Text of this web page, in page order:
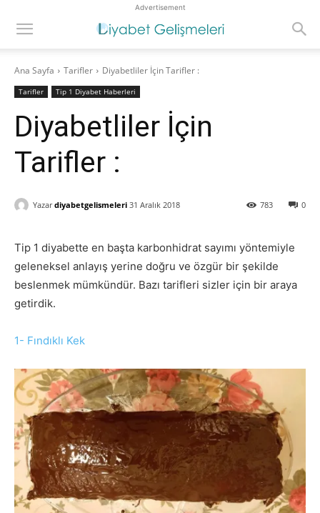
Advertisement
Ana Sayfa Tarifler Diyabetliler İçin Tarifler :
Tarifler Tip 1 Diyabet Haberleri
Diyabetliler İçin
Tarifler :
0
783
Yazar diyabetgelismeleri 31 Aralık 2018
Tip 1 diyabette en başta karbonhidrat sayımı yöntemiyle
geleneksel anlayış yerine doğru ve özgür bir şekilde
beslenmek mümkündür. Bazı tarifleri sizler için bir araya
getirdik.
1- Fındıklı Kek